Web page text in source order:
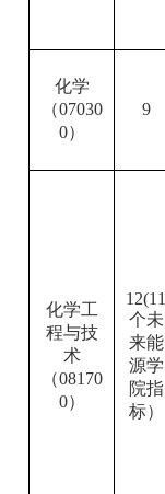
化学
（07030
0）
9
化学工
程与技
术
（08170
0）
12(11
个未
来能
源学
院指
标）